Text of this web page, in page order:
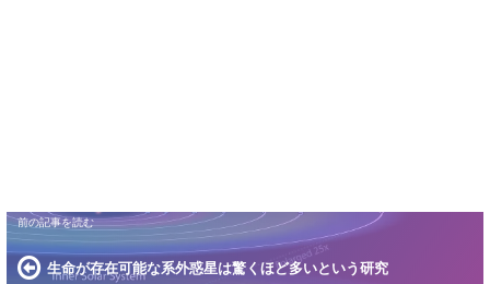
生命が存在可能な系外惑星は驚くほど多いという研究